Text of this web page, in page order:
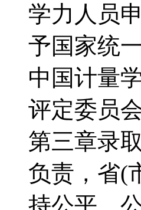
学力人员
予国家统
中国计量
评定委员
第三章录
负责，省(
持公平、